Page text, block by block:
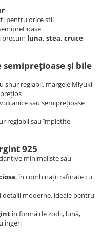
pentru orice stil
precum luna, stea, cruce
și bile
șnur reglabil, margele Miyuki,
sau semiprețioase
reglabil sau împletite,
925
minimaliste sau
, în combinații rafinate cu
detalii moderne, ideale pentru
în formă de zodii, lună,
îngeri